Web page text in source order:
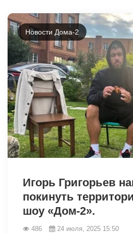
Новости Дома-2
Игорь Григорьев
покинуть
шоу «Дом-2».
486 24 июля, 2025 15:50